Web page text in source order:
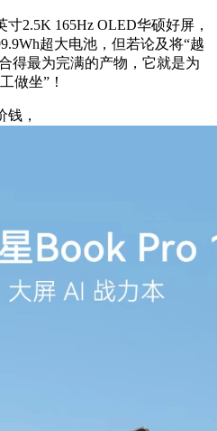
2.5K 165Hz OLED华硕好屏，
超大电池，但若论及将“越
得最为完满的产物，它就是为
做坐”！
，